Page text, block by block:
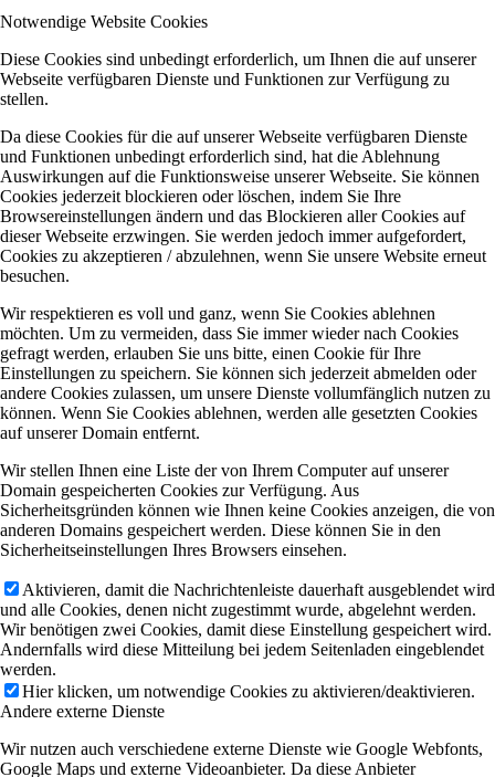
Notwendige Website Cookies
Diese Cookies sind unbedingt erforderlich, um Ihnen die auf unserer
Webseite verfügbaren Dienste und Funktionen zur Verfügung zu
stellen.
Da diese Cookies für die auf unserer Webseite verfügbaren Dienste
und Funktionen unbedingt erforderlich sind, hat die Ablehnung
Auswirkungen auf die Funktionsweise unserer Webseite. Sie können
Cookies jederzeit blockieren oder löschen, indem Sie Ihre
Browsereinstellungen ändern und das Blockieren aller Cookies auf
dieser Webseite erzwingen. Sie werden jedoch immer aufgefordert,
Cookies zu akzeptieren / abzulehnen, wenn Sie unsere Website erneut
besuchen.
Wir respektieren es voll und ganz, wenn Sie Cookies ablehnen
möchten. Um zu vermeiden, dass Sie immer wieder nach Cookies
gefragt werden, erlauben Sie uns bitte, einen Cookie für Ihre
Einstellungen zu speichern. Sie können sich jederzeit abmelden oder
andere Cookies zulassen, um unsere Dienste vollumfänglich nutzen zu
können. Wenn Sie Cookies ablehnen, werden alle gesetzten Cookies
auf unserer Domain entfernt.
Wir stellen Ihnen eine Liste der von Ihrem Computer auf unserer
Domain gespeicherten Cookies zur Verfügung. Aus
Sicherheitsgründen können wie Ihnen keine Cookies anzeigen, die von
anderen Domains gespeichert werden. Diese können Sie in den
Sicherheitseinstellungen Ihres Browsers einsehen.
Aktivieren, damit die Nachrichtenleiste dauerhaft ausgeblendet wird
und alle Cookies, denen nicht zugestimmt wurde, abgelehnt werden.
Wir benötigen zwei Cookies, damit diese Einstellung gespeichert wird.
Andernfalls wird diese Mitteilung bei jedem Seitenladen eingeblendet
werden.
Hier klicken, um notwendige Cookies zu aktivieren/deaktivieren.
Andere externe Dienste
Wir nutzen auch verschiedene externe Dienste wie Google Webfonts,
Google Maps und externe Videoanbieter. Da diese Anbieter